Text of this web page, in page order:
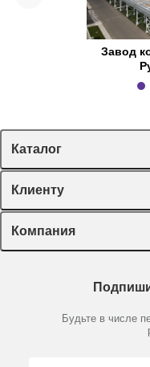
Завод
Каталог
Спецпредложения
Оборудование, приборы
Пластик, стекло,
Химические реактивы,
Производители
Клиенту
Лекторий Диаэм
Доставка и оплата
Мобильное приложение
Компания
ПартнерыБудьте в числе